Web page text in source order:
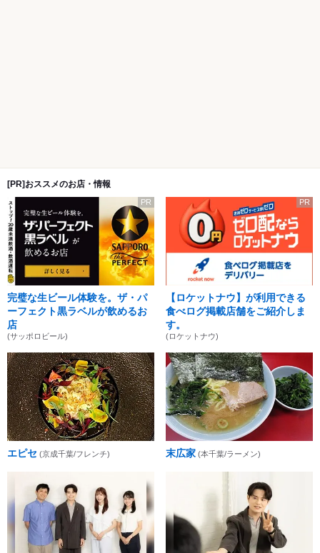
[PR]おススメのお店・情報
PR
完璧な生ビール体験を。ザ・パ
ーフェクト黒ラベルが飲めるお
店
(サッポロビール)
PR
【ロケットナウ】が利用できる
食べログ掲載店舗をご紹介しま
す。
(ロケットナウ)
エピセ (京成千葉/フレンチ) 末広家 (本千葉/ラーメン)